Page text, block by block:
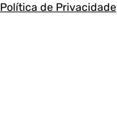
Política de Privacidade